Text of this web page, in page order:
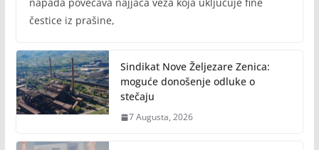
čestice iz prašine,
Sindikat Nove Željezare Zenica:
moguće donošenje odluke o
stečaju
7 Augusta, 2026